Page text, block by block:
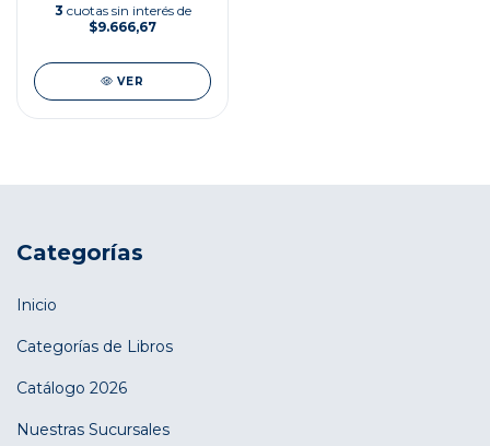
3 cuotas sin interés de
$9.666,67
VER
Categorías
Inicio
Categorías de Libros
Catálogo 2026
Nuestras Sucursales